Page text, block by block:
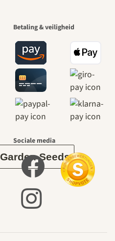
paden
de
Seeds
Betaling & veiligheid
Sociale media